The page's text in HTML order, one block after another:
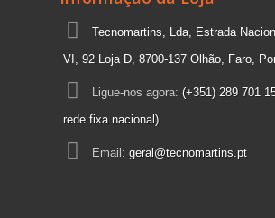
Tecnomartins, Lda, Estrada
VI, 92 Loja D, 8700-137 Olhão, Faro,
Ligue-nos agora: (+351) 289 701
rede fixa nacional)
Email: geral@tecnomartins.pt